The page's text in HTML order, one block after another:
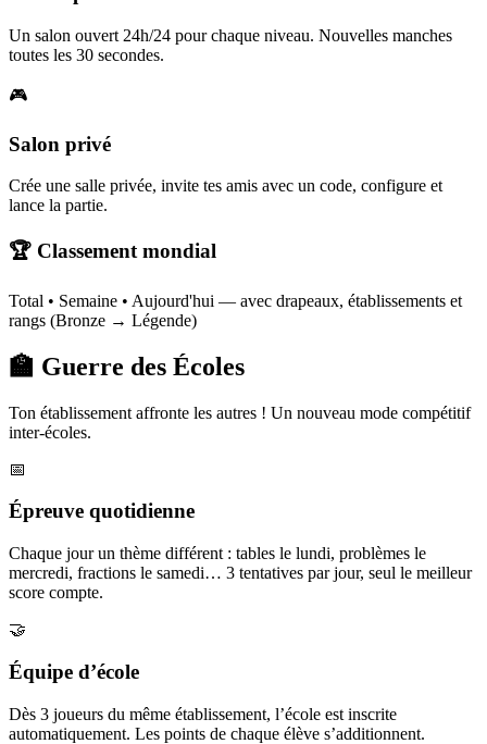
Un salon ouvert 24h/24 pour chaque niveau. Nouvelles manches
toutes les 30 secondes.
🎮
Salon privé
Crée une salle privée, invite tes amis avec un code, configure et
lance la partie.
🏆 Classement mondial
Total • Semaine • Aujourd'hui — avec drapeaux, établissements et
rangs (Bronze → Légende)
🏫 Guerre des Écoles
Ton établissement affronte les autres ! Un nouveau mode compétitif
inter-écoles.
📅
Épreuve quotidienne
Chaque jour un thème différent : tables le lundi, problèmes le
mercredi, fractions le samedi… 3 tentatives par jour, seul le meilleur
score compte.
🤝
Équipe d’école
Dès 3 joueurs du même établissement, l’école est inscrite
automatiquement. Les points de chaque élève s’additionnent.